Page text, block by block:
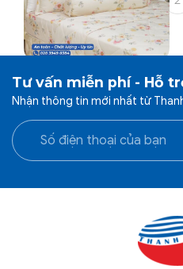
Tư vấn miễn phí - Hỗ
Nhận thông tin mới nhất từ